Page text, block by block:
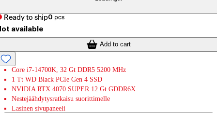
Ready to ship0 pcs
available
Add to cart
Core i7-14700K, 32 Gt DDR5 5200 MHz
1 Tt WD Black PCIe Gen 4 SSD
NVIDIA RTX 4070 SUPER 12 Gt GDDR6X
Nestejäähdytysratkaisu suorittimelle
Lasinen sivupaneeli